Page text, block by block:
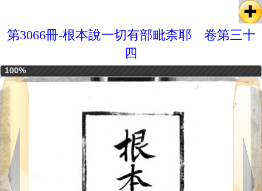
第3066冊-根本說一切有部毗柰耶 卷第三十
四
100%